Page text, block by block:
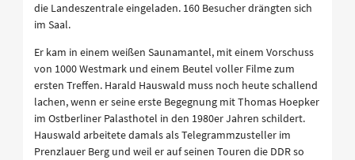
die Landeszentrale eingeladen. 160 Besucher drängten sich
im Saal.
Er kam in einem weißen Saunamantel, mit einem Vorschuss
von 1000 Westmark und einem Beutel voller Filme zum
ersten Treffen. Harald Hauswald muss noch heute schallend
lachen, wenn er seine erste Begegnung mit Thomas Hoepker
im Ostberliner Palasthotel in den 1980er Jahren schildert.
Hauswald arbeitete damals als Telegrammzusteller im
Prenzlauer Berg und weil er auf seinen Touren die DDR so